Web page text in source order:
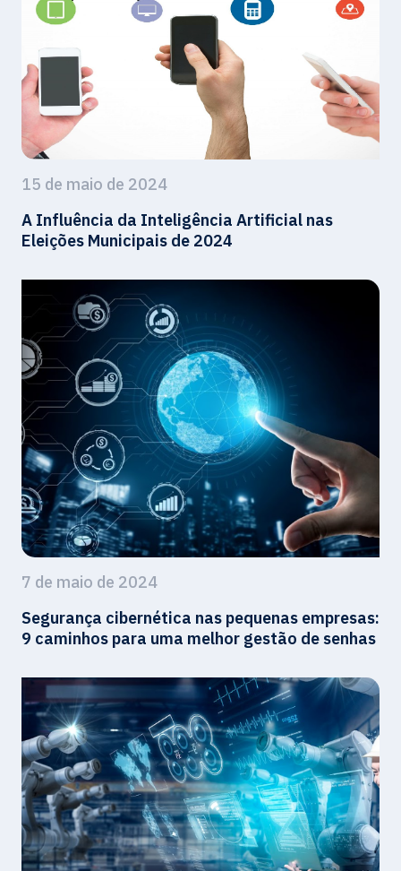
15 de maio de 2024
A Influência da Inteligência Artificial nas
Eleições Municipais de 2024
7 de maio de 2024
Segurança cibernética nas pequenas empresas:
9 caminhos para uma melhor gestão de senhas